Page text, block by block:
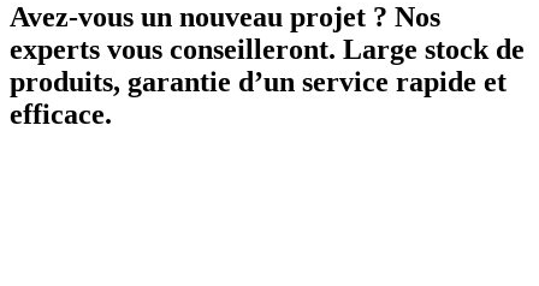
Avez-vous un nouveau projet ? Nos
experts vous conseilleront. Large stock de
produits, garantie d’un service rapide et
efficace.